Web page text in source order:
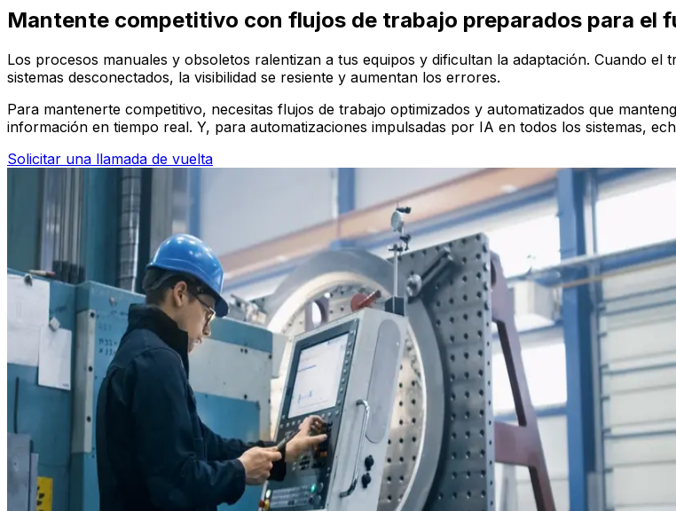
Mantente competitivo con flujos de trabajo preparados para el
Los procesos manuales y obsoletos ralentizan a tus equipos y dificultan la adaptación. Cuando
sistemas desconectados, la visibilidad se resiente y aumentan los errores.
Para mantenerte competitivo, necesitas flujos de trabajo optimizados y automatizados que
información en tiempo real. Y, para automatizaciones impulsadas por IA en todos los sistemas,
Solicitar una llamada de vuelta